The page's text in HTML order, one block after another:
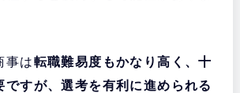
事は転職難易度もかなり高く、十
ですが、選考を有利に進められる